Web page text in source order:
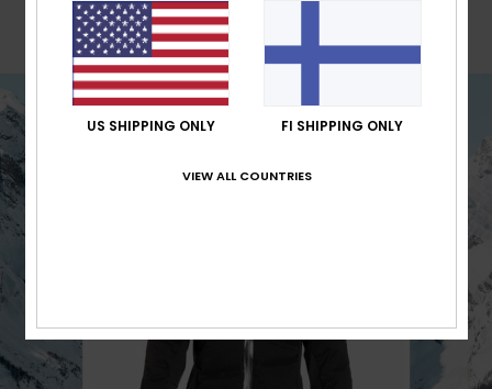
flattering feminine look.
US SHIPPING ONLY FI SHIPPING ONLY
VIEW ALL COUNTRIES